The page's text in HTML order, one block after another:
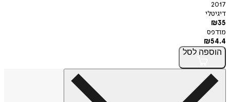
2017
דיגיטלי
₪35
מודפס
₪54.4
הוספה לסל